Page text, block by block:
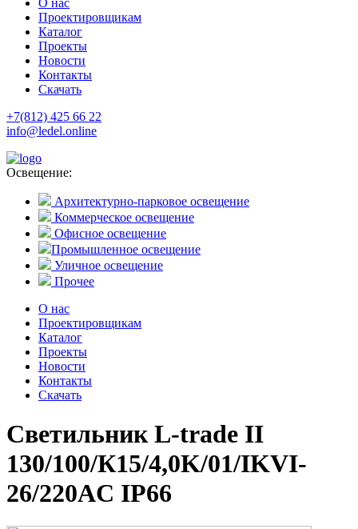
О нас
Проектировщикам
Каталог
Проекты
Новости
Контакты
Скачать
+7(812) 425 66 22
info@ledel.online
Освещение:
Архитектурно-парковое освещение
Коммерческое освещение
Офисное освещение
Промышленное освещение
Уличное освещение
Прочее
О нас
Проектировщикам
Каталог
Проекты
Новости
Контакты
Скачать
Светильник L-trade II
130/100/К15/4,0K/01/IKVI-
26/220AC IP66